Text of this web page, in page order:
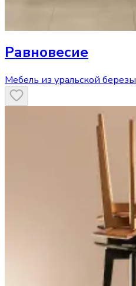
Равновесие
Мебель из уральской березы